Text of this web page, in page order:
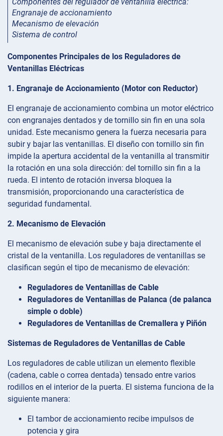
Engranaje de accionamiento
Mecanismo de elevación
Sistema de control
Componentes Principales de los Reguladores de
Ventanillas Eléctricas
1. Engranaje de Accionamiento (Motor con Reductor)
El engranaje de accionamiento combina un motor eléctrico
con engranajes dentados y de tornillo sin fin en una sola
unidad. Este mecanismo genera la fuerza necesaria para
subir y bajar las ventanillas. El diseño con tornillo sin fin
impide la apertura accidental de la ventanilla al transmitir
la rotación en una sola dirección: del tornillo sin fin a la
rueda. El intento de rotación inversa bloquea la
transmisión, proporcionando una característica de
seguridad fundamental.
2. Mecanismo de Elevación
El mecanismo de elevación sube y baja directamente el
cristal de la ventanilla. Los reguladores de ventanillas se
clasifican según el tipo de mecanismo de elevación:
Reguladores de Ventanillas de Cable
Reguladores de Ventanillas de Palanca (de palanca
simple o doble)
Reguladores de Ventanillas de Cremallera y Piñón
Sistemas de Reguladores de Ventanillas de Cable
Los reguladores de cable utilizan un elemento flexible
(cadena, cable o correa dentada) tensado entre varios
rodillos en el interior de la puerta. El sistema funciona de la
siguiente manera:
El tambor de accionamiento recibe impulsos de
potencia y gira